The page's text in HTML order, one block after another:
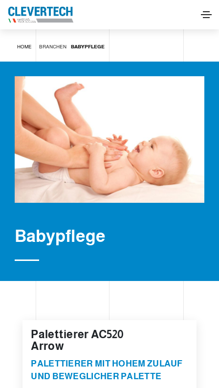
HOME BRANCHEN BABYPFLEGE
Babypflege
Palettierer AC520
Arrow
PALETTIERER MIT HOHEM ZULAUF
UND BEWEGLICHER PALETTE